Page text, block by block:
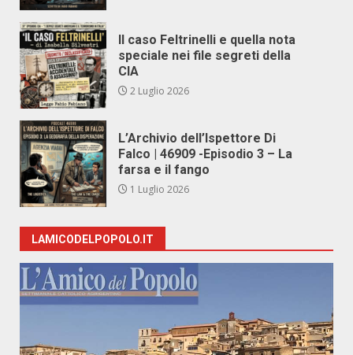
Il caso Feltrinelli e quella nota
speciale nei file segreti della
CIA
2 Luglio 2026
L’Archivio dell’Ispettore Di
Falco | 46909 -Episodio 3 – La
farsa e il fango
1 Luglio 2026
LAMICODELPOPOLO.IT